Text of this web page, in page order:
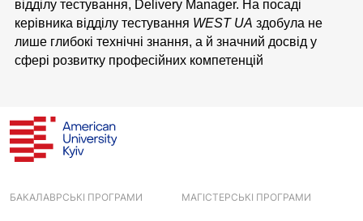
відділу тестування, Delivery Manager. На посаді
керівника відділу тестування WEST UA здобула не
лише глибокі технічні знання, а й значний досвід у
сфері розвитку професійних компетенцій
БАКАЛАВРСЬКІ ПРОГРАМИ МАГІСТЕРСЬКІ ПРОГРАМИ